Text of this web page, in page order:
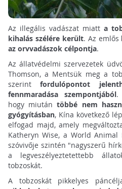
Az illegális vadászat miatt a
kihalás szélére került. Az emlős
az orvvadászok célpontja.
Az állatvédelmi szervezetek
Thomson, a Mentsük meg a
szerintfordulópontot
fennmaradása szempontjából.
hogy miutántöbbé nem
gyógyításban, Kína következő
elfogad majd, amely
Katheryn Wise, a World
szóvivője szintén "nagyszerű
a legveszélyeztetettebb
tobzoskát.
A tobzoskát pikkelyes